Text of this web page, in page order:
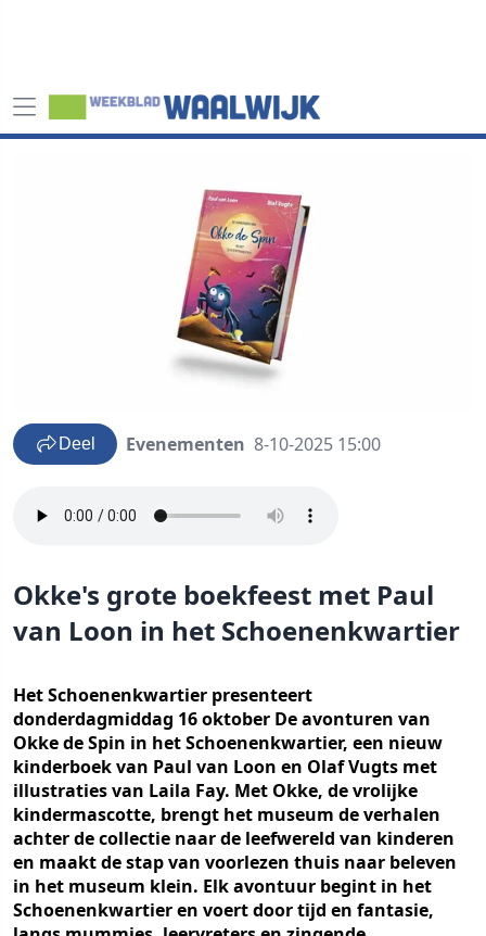
Deel Evenementen 8-10-2025 15:00
Okke's grote boekfeest met Paul
van Loon in het Schoenenkwartier
Het Schoenenkwartier presenteert
donderdagmiddag 16 oktober De avonturen van
Okke de Spin in het Schoenenkwartier, een nieuw
kinderboek van Paul van Loon en Olaf Vugts met
illustraties van Laila Fay. Met Okke, de vrolijke
kindermascotte, brengt het museum de verhalen
achter de collectie naar de leefwereld van kinderen
en maakt de stap van voorlezen thuis naar beleven
in het museum klein. Elk avontuur begint in het
Schoenenkwartier en voert door tijd en fantasie,